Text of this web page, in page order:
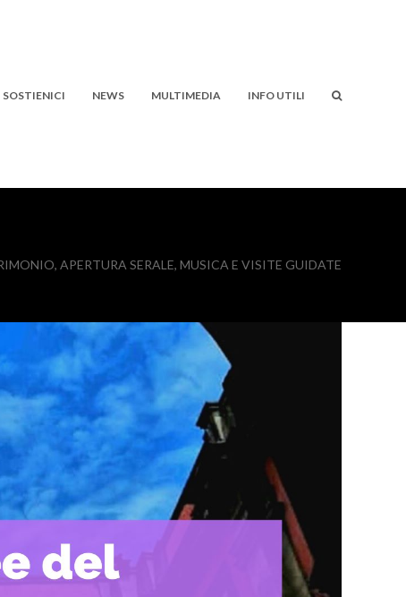
SOSTIENICI NEWS MULTIMEDIA INFO UTILI
APERTURA SERALE, MUSICA E VISITE GUIDATE